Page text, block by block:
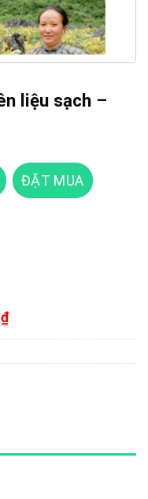
liệu sạch –
ĐẶT MUA
₫Giá
hiện